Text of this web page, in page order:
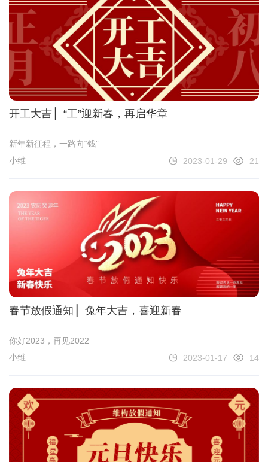
开工大吉 ▏“工”迎新春，再启华章
新年新征程，一路向“钱”
小维
2023-01-29 21
春节放假通知 ▏兔年大吉，喜迎新春
你好2023，再见2022
小维
2023-01-17 14